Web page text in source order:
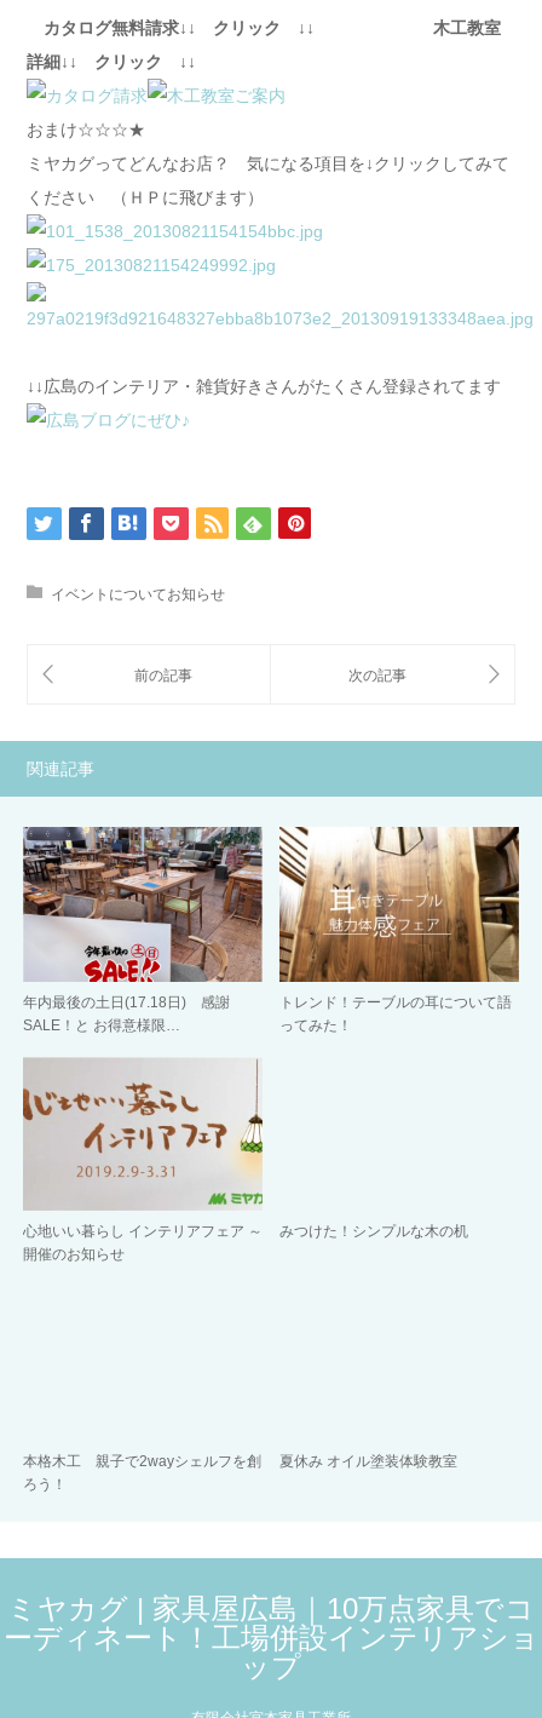
カタログ無料請求↓↓ クリック ↓↓ 木工教室
詳細↓↓ クリック ↓↓
おまけ☆☆☆★
ミヤカグってどんなお店？ 気になる項目を↓クリックしてみて
ください （ＨＰに飛びます）
↓↓広島のインテリア・雑貨好きさんがたくさん登録されてます
イベントについてお知らせ
関連記事
年内最後の土日(17.18日) 感謝
SALE！と お得意様限…
トレンド！テーブルの耳について語
ってみた！
心地いい暮らし インテリアフェア ～
開催のお知らせ
みつけた！シンプルな木の机
本格木工 親子で2wayシェルフを創
ろう！
夏休み オイル塗装体験教室
ミヤカグ | 家具屋広島｜10万点家具でコ
ーディネート！工場併設インテリアショ
ップ